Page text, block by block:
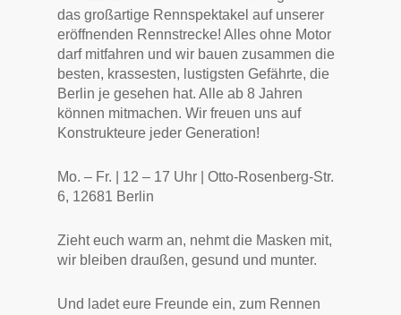
das großartige Rennspektakel auf unserer
eröffnenden Rennstrecke! Alles ohne Motor
darf mitfahren und wir bauen zusammen die
besten, krassesten, lustigsten Gefährte, die
Berlin je gesehen hat. Alle ab 8 Jahren
können mitmachen. Wir freuen uns auf
Konstrukteure jeder Generation!
Mo. – Fr. | 12 – 17 Uhr | Otto-Rosenberg-Str.
6, 12681 Berlin
Zieht euch warm an, nehmt die Masken mit,
wir bleiben draußen, gesund und munter.
Und ladet eure Freunde ein, zum Rennen